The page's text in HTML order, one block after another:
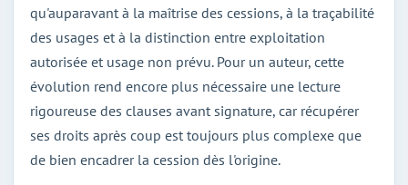
qu'auparavant à la maîtrise des cessions, à la traçabilité
des usages et à la distinction entre exploitation
autorisée et usage non prévu. Pour un auteur, cette
évolution rend encore plus nécessaire une lecture
rigoureuse des clauses avant signature, car récupérer
ses droits après coup est toujours plus complexe que
de bien encadrer la cession dès l'origine.